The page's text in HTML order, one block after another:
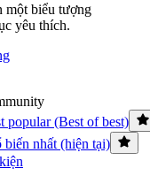
một biểu tượng
yêu thích.
popular (Best of best)
biến nhất (hiện tại)